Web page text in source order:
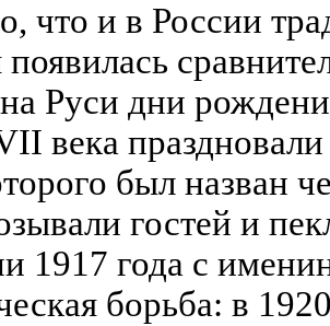
что и в России
Руси дни
века
был назван
гостей и
1917 года с
борьба: в